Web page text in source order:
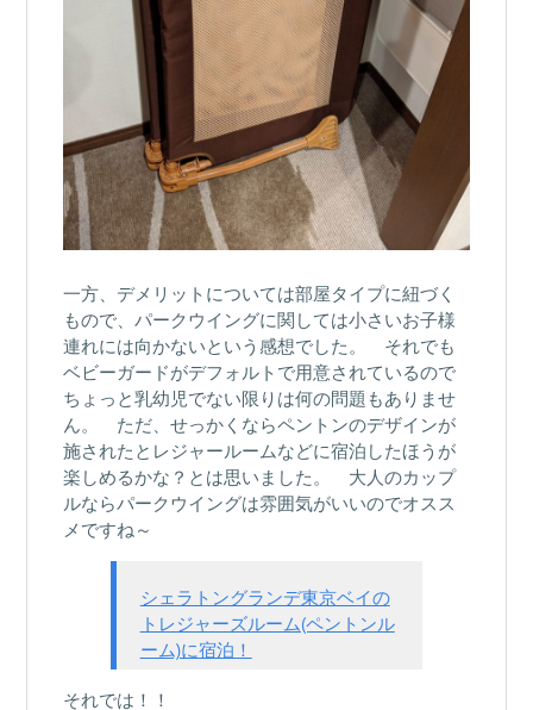
一方、デメリットについては部屋タイプに紐づく
もので、パークウイングに関しては小さいお子様
連れには向かないという感想でした。 それでも
ベビーガードがデフォルトで用意されているので
ちょっと乳幼児でない限りは何の問題もありませ
ん。 ただ、せっかくならペントンのデザインが
施されたとレジャールームなどに宿泊したほうが
楽しめるかな？とは思いました。 大人のカップ
ルならパークウイングは雰囲気がいいのでオスス
メですね～
シェラトングランデ東京ベイの
トレジャーズルーム(ペントンル
ーム)に宿泊！
それでは！！